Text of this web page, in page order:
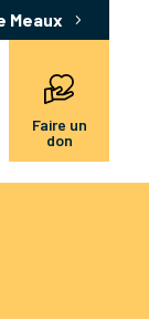
Meaux
Faire un
don